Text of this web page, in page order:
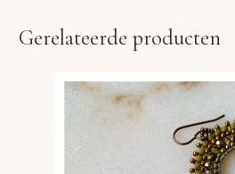
Gerelateerde producten